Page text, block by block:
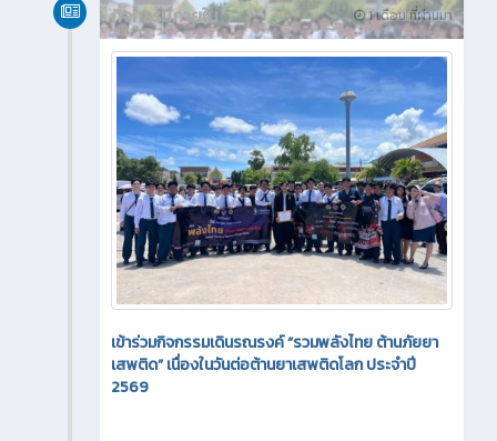
1 เดือน ที่ผ่านมา
กิจกรรมภายใน
เข้าร่วมกิจกรรมเดินรณรงค์ “รวมพลังไทย ต้านภัยยา
เสพติด” เนื่องในวันต่อต้านยาเสพติดโลก ประจำปี
2569